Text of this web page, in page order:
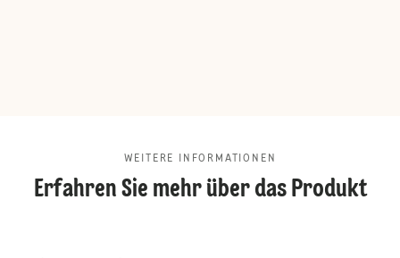
WEITERE INFORMATIONEN
Erfahren Sie mehr über das Produkt